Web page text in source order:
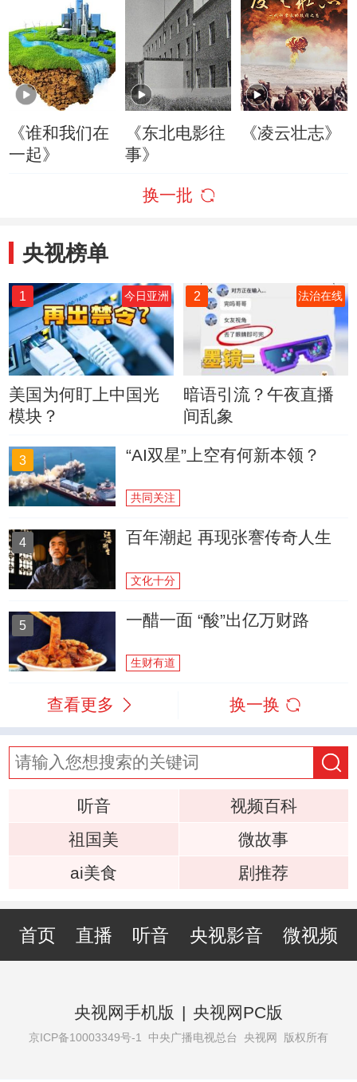
《谁和我们在
一起》
《东北电影往
事》
《凌云壮志》
换一批
央视榜单
1 今日亚洲
美国为何盯上中国光
模块？
2 法治在线
暗语引流？午夜直播
间乱象
3 “AI双星”上空有何新本领？
共同关注
4 百年潮起 再现张謇传奇人生
文化十分
5 一醋一面 “酸”出亿万财路
生财有道
查看更多 换一换
听音
视频百科
祖国美
微故事
ai美食
剧推荐
首页 直播 听音 央视影音 微视频
央视网手机版 | 央视网PC版
京ICP备10003349号-1 中央广播电视总台 央视网 版权所有